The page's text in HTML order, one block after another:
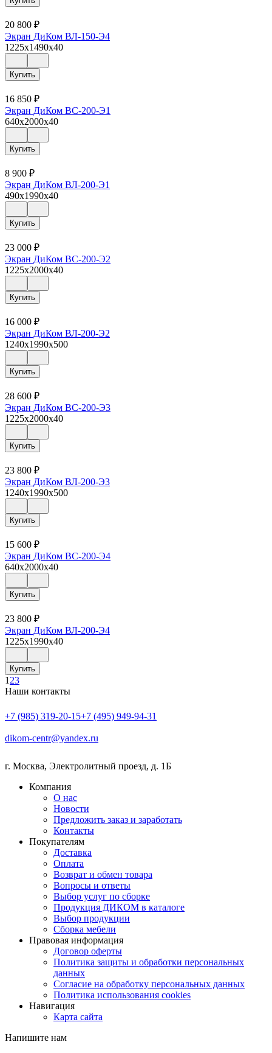
20 800 ₽
Экран ДиКом ВЛ-150-Э4
1225x1490x40
Купить
16 850 ₽
Экран ДиКом ВС-200-Э1
640x2000x40
Купить
8 900 ₽
Экран ДиКом ВЛ-200-Э1
490x1990x40
Купить
23 000 ₽
Экран ДиКом ВС-200-Э2
1225x2000x40
Купить
16 000 ₽
Экран ДиКом ВЛ-200-Э2
1240x1990x500
Купить
28 600 ₽
Экран ДиКом ВС-200-Э3
1225x2000x40
Купить
23 800 ₽
Экран ДиКом ВЛ-200-Э3
1240x1990x500
Купить
15 600 ₽
Экран ДиКом ВС-200-Э4
640x2000x40
Купить
23 800 ₽
Экран ДиКом ВЛ-200-Э4
1225x1990x40
Купить
1 23
Наши контакты
+7 (985) 319-20-15+7 (495) 949-94-31
dikom-centr@yandex.ru
г. Москва, Электролитный проезд, д. 1Б
Компания
О нас
Новости
Предложить заказ и заработать
Контакты
Покупателям
Доставка
Оплата
Возврат и обмен товара
Вопросы и ответы
Выбор услуг по сборке
Продукция ДИКОМ в каталоге
Выбор продукции
Сборка мебели
Правовая информация
Договор оферты
Политика защиты и обработки персональных
данных
Согласие на обработку персональных данных
Политика использования cookies
Навигация
Карта сайта
Напишите нам